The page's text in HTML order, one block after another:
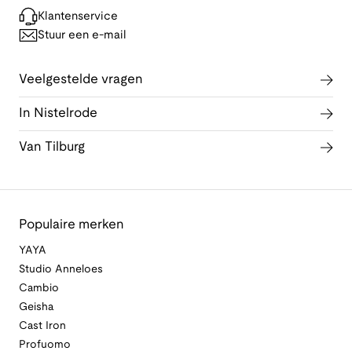
Klantenservice
Stuur een e-mail
Veelgestelde vragen
In Nistelrode
Van Tilburg
Populaire merken
YAYA
Studio Anneloes
Cambio
Geisha
Cast Iron
Profuomo